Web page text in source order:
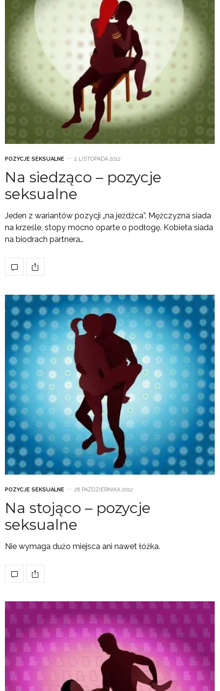
POZYCJE SEKSUALNE 2 LISTOPADA 2012
Na siedząco – pozycje
seksualne
Jeden z wariantów pozycji „na jeźdźca”. Mężczyzna siada
na krześle, stopy mocno oparte o podłogę. Kobieta siada
na biodrach partnera…
POZYCJE SEKSUALNE 28 PAŹDZIERNIKA 2012
Na stojąco – pozycje
seksualne
Nie wymaga dużo miejsca ani nawet łóżka.